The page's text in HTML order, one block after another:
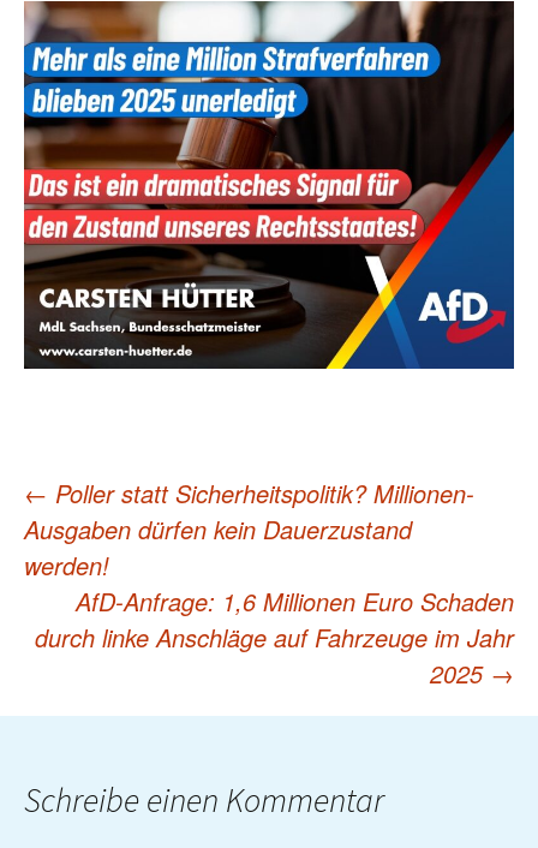
Post
navigation
← Poller statt Sicherheitspolitik? Millionen-
Ausgaben dürfen kein Dauerzustand
werden!
AfD-Anfrage: 1,6 Millionen Euro Schaden
durch linke Anschläge auf Fahrzeuge im Jahr
2025 →
Schreibe einen Kommentar